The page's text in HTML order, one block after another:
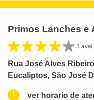
Primos Lanches e
3 aval.
Rua José Alves
Eucaliptos, São José
ver horario de